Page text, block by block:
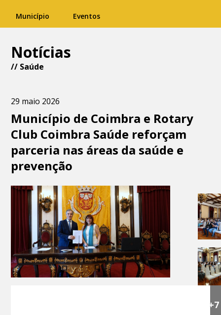
Município Eventos
Notícias
// Saúde
29 maio 2026
Município de Coimbra e Rotary
Club Coimbra Saúde reforçam
parceria nas áreas da saúde e
prevenção
+7